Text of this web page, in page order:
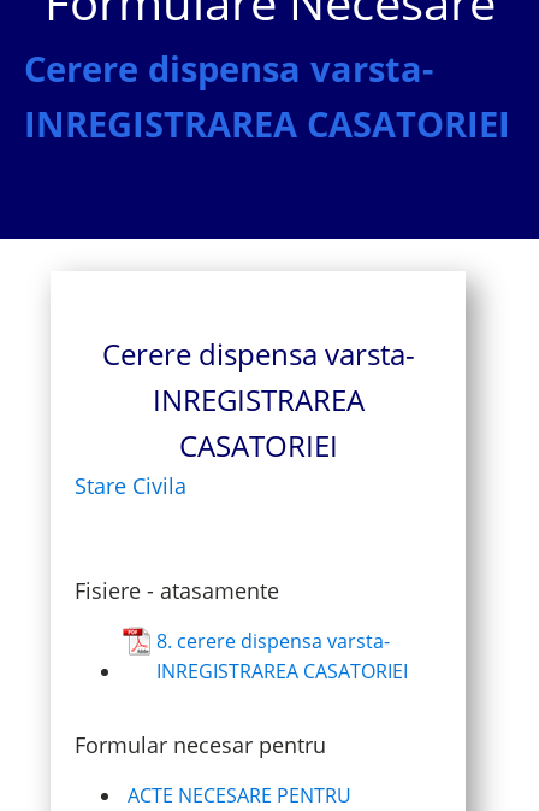
Cerere dispensa varsta-
INREGISTRAREA CASATORIEI
Cerere dispensa varsta-
INREGISTRAREA
CASATORIEI
Stare Civila
Fisiere - atasamente
8. cerere dispensa varsta-
INREGISTRAREA CASATORIEI
Formular necesar pentru
ACTE NECESARE PENTRU